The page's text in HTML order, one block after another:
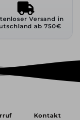
Versand in
ab 750€
Kontakt